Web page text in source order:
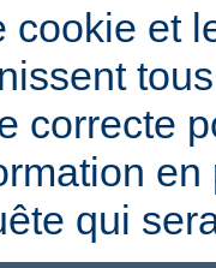
cookie et
correcte
qui